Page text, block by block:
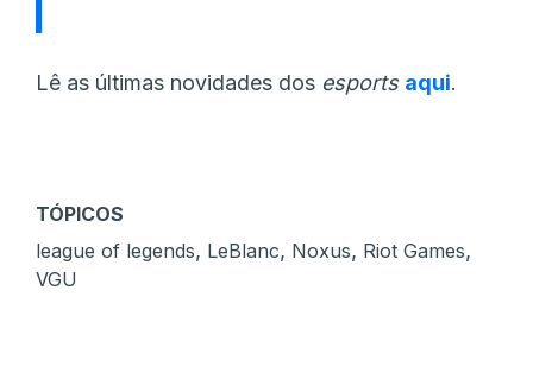
Lê as últimas novidades dos esports aqui.
TÓPICOS
league of legends, LeBlanc, Noxus, Riot Games,
VGU